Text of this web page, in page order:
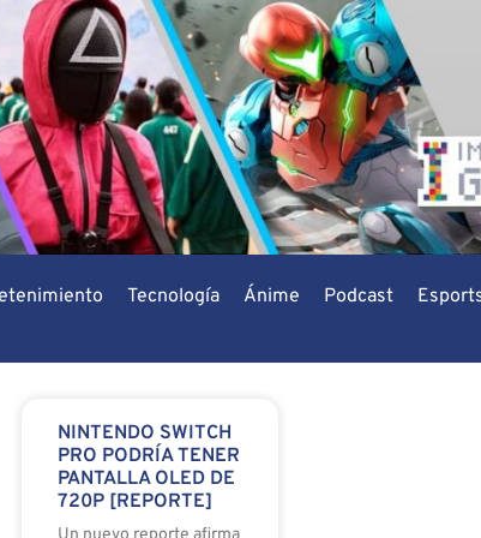
Tecnología Ánime Podcast
NINTENDO SWITCH
PRO PODRÍA TENER
PANTALLA OLED DE
720P [REPORTE]